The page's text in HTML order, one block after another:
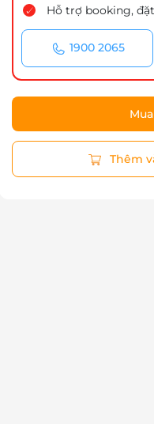
Hỗ trợ booking,
1900 2065
Thêm